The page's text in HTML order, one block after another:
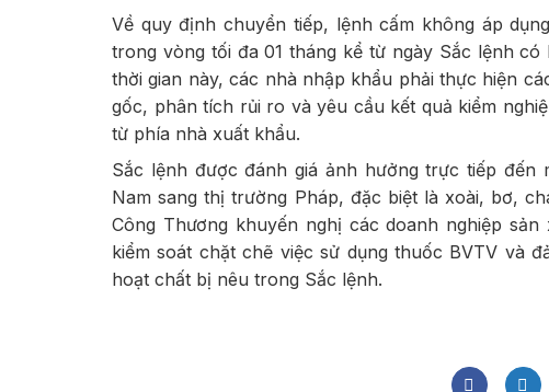
Về quy định chuyển tiếp, lệnh cấm không áp
trong vòng tối đa 01 tháng kể từ ngày Sắc lệnh
thời gian này, các nhà nhập khẩu phải thực hiện
gốc, phân tích rủi ro và yêu cầu kết quả kiểm
từ phía nhà xuất khẩu.
Sắc lệnh được đánh giá ảnh hưởng trực tiếp đến
Nam sang thị trường Pháp, đặc biệt là xoài, bơ,
Công Thương khuyến nghị các doanh nghiệp
kiểm soát chặt chẽ việc sử dụng thuốc BVTV và
hoạt chất bị nêu trong Sắc lệnh.